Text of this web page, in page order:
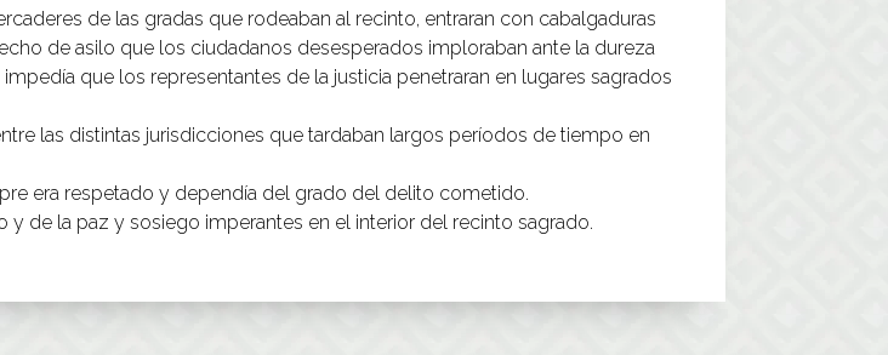
de las gradas que rodeaban al recinto, entraran con cabalgaduras
de asilo que los ciudadanos desesperados imploraban ante la dureza
que los representantes de la justicia penetraran en lugares sagrados
las distintas jurisdicciones que tardaban largos períodos de tiempo en
era respetado y dependía del grado del delito cometido.
y de la paz y sosiego imperantes en el interior del recinto sagrado.